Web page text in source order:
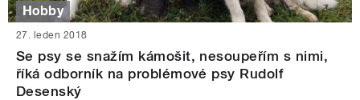
Hobby
27. leden 2018
Se psy se snažím kámošit, nesoupeřím s nimi,
říká odborník na problémové psy Rudolf
Desenský